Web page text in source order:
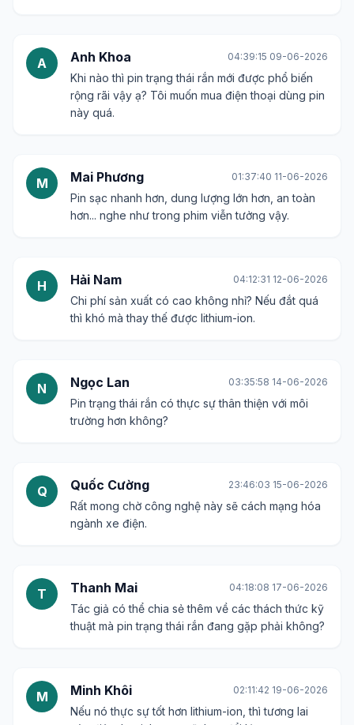
A Anh Khoa 04:39:15 09-06-2026
Khi nào thì pin trạng thái rắn mới được phổ biến
rộng rãi vậy ạ? Tôi muốn mua điện thoại dùng pin
này quá.
M Mai Phương 01:37:40 11-06-2026
Pin sạc nhanh hơn, dung lượng lớn hơn, an toàn
hơn... nghe như trong phim viễn tưởng vậy.
H Hải Nam 04:12:31 12-06-2026
Chi phí sản xuất có cao không nhỉ? Nếu đắt quá
thì khó mà thay thế được lithium-ion.
N Ngọc Lan 03:35:58 14-06-2026
Pin trạng thái rắn có thực sự thân thiện với môi
trường hơn không?
Q Quốc Cường 23:46:03 15-06-2026
Rất mong chờ công nghệ này sẽ cách mạng hóa
ngành xe điện.
T Thanh Mai 04:18:08 17-06-2026
Tác giả có thể chia sẻ thêm về các thách thức kỹ
thuật mà pin trạng thái rắn đang gặp phải không?
M Minh Khôi 02:11:42 19-06-2026
Nếu nó thực sự tốt hơn lithium-ion, thì tương lai